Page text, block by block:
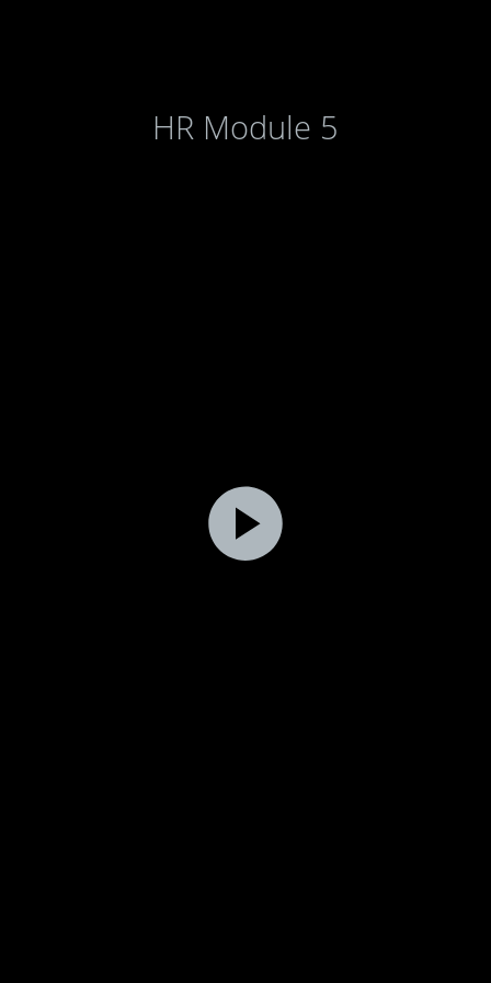
HR Module 5